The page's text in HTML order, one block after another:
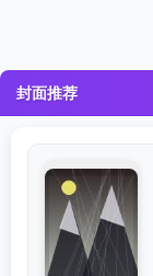
封面推荐